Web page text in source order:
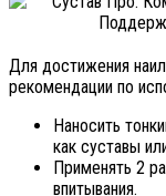
Для достижения
рекомендации по
Наносить
как суставы
Применять 2
впитывания.